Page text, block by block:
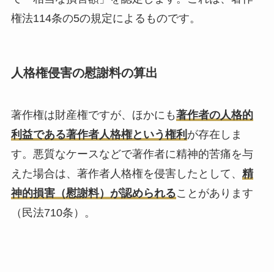
権法114条の5の規定によるものです。
人格権侵害の慰謝料の算出
著作権は財産権ですが、ほかにも著作者の人格的
利益である著作者人格権という権利 が存在しま
す。悪質なケースなどで著作者に精神的苦痛を与
えた場合は、著作者人格権を侵害したとして、 精
神的損害（慰謝料）が認められることがあります
（民法710条）。